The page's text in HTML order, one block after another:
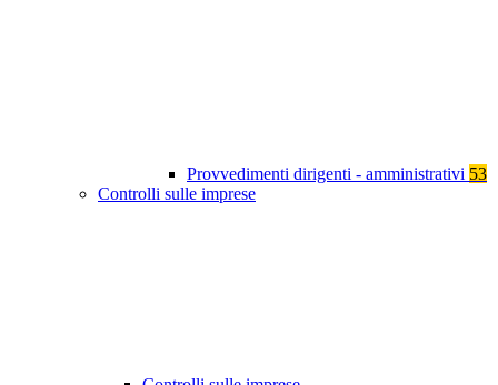
Provvedimenti dirigenti - amministrativi 53
Controlli sulle imprese